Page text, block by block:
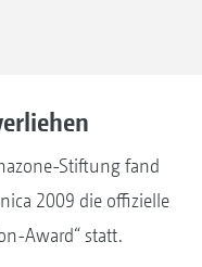
Stiftung fand
2009 die offizielle
Award“ statt.